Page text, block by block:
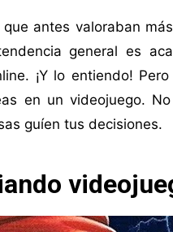
que antes valoraban
general es
¡Y lo entiendo!
en un videojuego.
guíen tus decisiones.